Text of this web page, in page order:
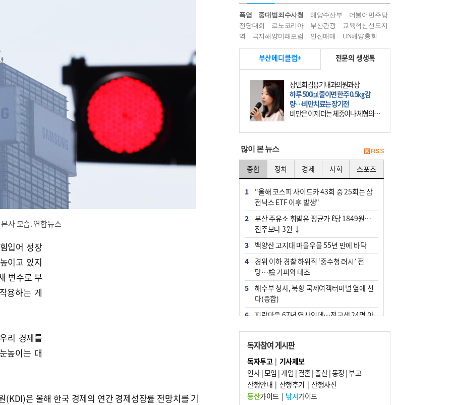
사 모습. 연합뉴스
입어 성장
이고 있지
변수로 부
용하는 게
리 경제를
높이는 대
(KDI)은 올해 한국 경제의 연간 경제성장률 전망치를 기
폭염 중대범죄수사청 해양수산부
더불어민주당
전당대회
르노코리아 부산관광
교육혁신선도지
역
극지해양미래포럼 인신매매 UN해양총회
부산메디클럽+ 전문의 생생톡
장민희김용기내과의원과장
하루 500㎉ 줄이면 한주 0.5㎏ 감
량…비만치료는 장기전
비만은 이제 더는 체중이나 체형의 문
제가 아니다. 하나의 질병으로 인지
하고 치료와 관리를 해야 한다. 세계
많이 본 뉴스
종합 정치 경제 사회 스포츠
1
"올해 코스피 사이드카 43회 중 25회는 삼
전닉스 ETF 이후 발생"
2
부산 주유소 휘발유 평균가 ℓ당 1849원…
전주보다 3원 ↓
3
백양산 고지대 마을우물 55년 만에 바닥
4
경위 이하 경찰 하위직 ‘중수청 러시’ 전
망…檢 기피와 대조
5
해수부 청사, 북항 국제여객터미널 옆에 선
다(종합)
6
피란마을 67년 역사인데…전교생 24명 아
7
부울경 주말부터 비소식…‘극한 폭염’ 한풀
꺾일 듯
8
“낙동강권 삼락·을숙도·다대포 연결해 서
부산 관광 키우자”
9
오늘의 날씨- 2026년 8월 7일
독자참여 게시판
독자투고| 기사제보
인사|모임 | 개업 | 결혼|출산|동정 |부고
산행안내 | 산행후기 | 산행사진
등산가이드| 낚시가이드